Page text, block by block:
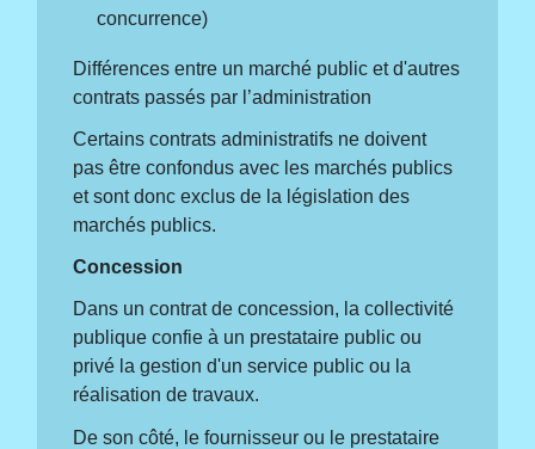
concurrence)
Différences entre un marché public et d'autres
contrats passés par l’administration
Certains contrats administratifs ne doivent
pas être confondus avec les marchés publics
et sont donc exclus de la législation des
marchés publics.
Concession
Dans un contrat de concession, la collectivité
publique confie à un prestataire public ou
privé la gestion d'un service public ou la
réalisation de travaux.
De son côté, le fournisseur ou le prestataire